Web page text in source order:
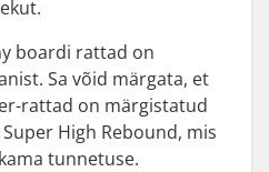
boardi rattad on
Sa võid märgata, et
rattad on märgistatud
High Rebound, mis
tunnetuse.